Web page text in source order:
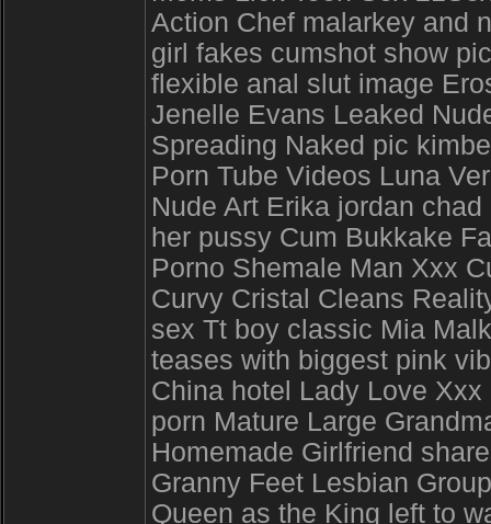
Action Chef malarkey and
girl fakes cumshot show
flexible anal slut image
Jenelle Evans Leaked
Spreading Naked pic
Porn Tube Videos Luna
Nude Art Erika jordan
her pussy Cum Bukkake
Porno Shemale Man Xxx
Curvy Cristal Cleans
sex Tt boy classic Mia
teases with biggest pink
China hotel Lady Love
porn Mature Large
Homemade Girlfriend
Granny Feet Lesbian
Queen as the King left to